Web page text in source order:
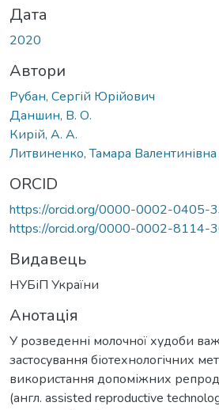
Дата
2020
Автори
Рубан, Сергій Юрійович
Даншин, В. О.
Кирій, А. А.
Литвиненко, Тамара Валентинівна
ORCID
https://orcid.org/0000-0002-0405-
https://orcid.org/0000-0002-8114-
Видавець
НУБіП України
Анотація
У розведенні молочної худоби
застосування біотехнологічних
використання допоміжних
(англ. assisted reproductive